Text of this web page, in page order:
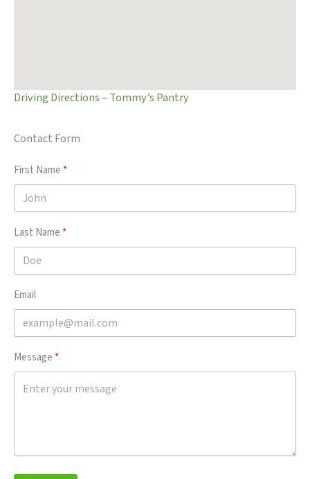
Driving Directions – Tommy’s Pantry
Contact Form
First Name
Last Name
Email
Message